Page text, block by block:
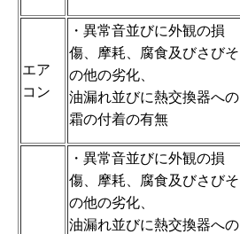
エア
コン
・異常音並びに外観の損
傷、摩耗、腐食及びさびそ
の他の劣化、
油漏れ並びに熱交換器への
霜の付着の有無
・異常音並びに外観の損
傷、摩耗、腐食及びさびそ
の他の劣化、
油漏れ並びに熱交換器への